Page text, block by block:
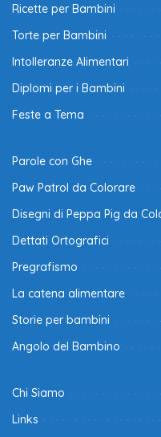
Ricette per Bambini
Torte per Bambini
Intolleranze Alimentari
Diplomi per i Bambini
Feste a Tema
Parole con Ghe
Paw Patrol da Colorare
Disegni di Peppa Pig da
Dettati Ortografici
Pregrafismo
La catena alimentare
Storie per bambini
Angolo del Bambino
Chi Siamo
Links